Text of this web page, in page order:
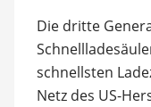
Die dritte
schnellsten
Netz des US-